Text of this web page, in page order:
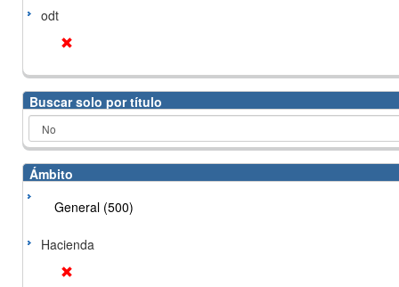
odt
Buscar solo por título
Ámbito
General (500)
Hacienda